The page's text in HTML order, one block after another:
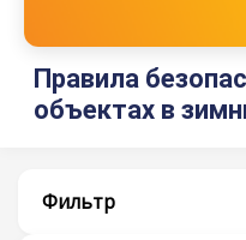
Правила
объектах в
Фильтр